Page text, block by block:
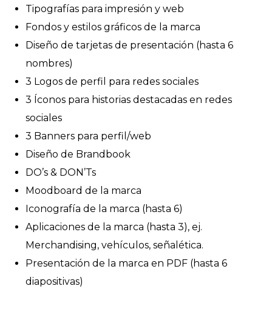
Tipografías para impresión y web
Fondos y estilos gráficos de la marca
Diseño de tarjetas de presentación (hasta 6
nombres)
3 Logos de perfil para redes sociales
3 Íconos para historias destacadas en redes
sociales
3 Banners para perfil/web
Diseño de Brandbook
DO’s & DON’Ts
Moodboard de la marca
Iconografía de la marca (hasta 6)
Aplicaciones de la marca (hasta 3), ej.
Merchandising, vehículos, señalética.
Presentación de la marca en PDF (hasta 6
diapositivas)